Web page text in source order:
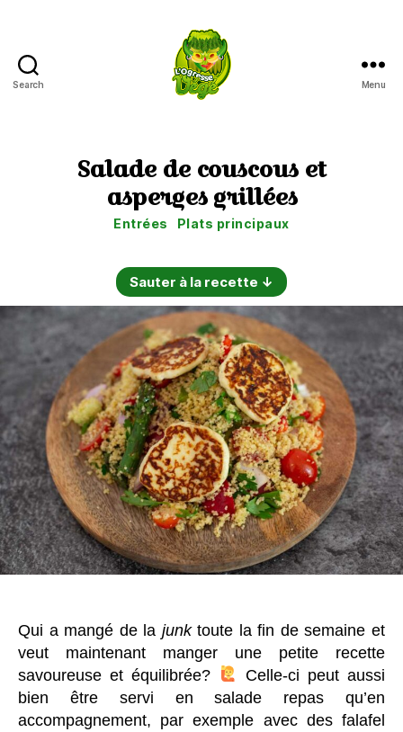
Search Menu
Salade de couscous et
asperges grillées
Catégories
Entrées Plats principaux
Sauter à la recette ↓
Qui a mangé de la junktoute la fin de semaine et
veut maintenant manger une petite recette
savoureuse et équilibrée?
Celle-ci peut aussi
bien être servi en salade repas qu’en
accompagnement, par exemple avec des falafel